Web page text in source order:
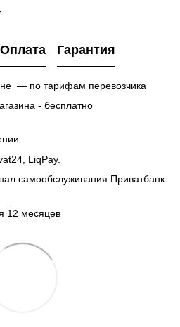
Оплата Гарантия
— по тарифам перевозчика
- бесплатно
LiqPay.
самообслуживания Приватбанк.
12 месяцев